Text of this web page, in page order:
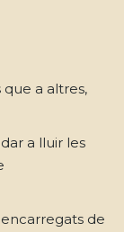
que a altres,
a lluir les
de